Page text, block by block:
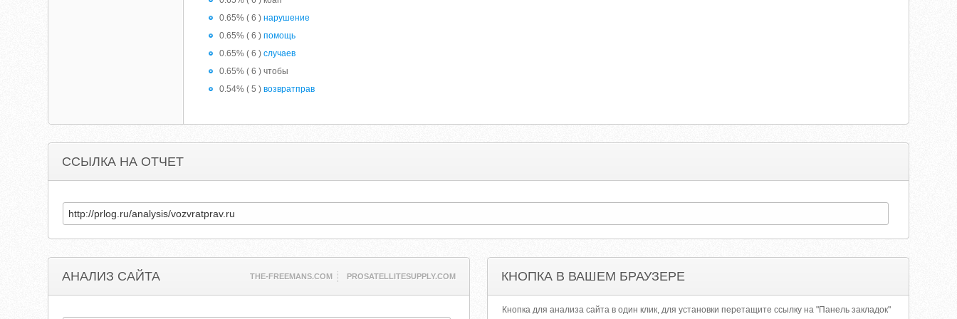
0.65% ( 6 )нарушение
0.65% ( 6 )помощь
0.65% ( 6 )случаев
0.65% ( 6 ) чтобы
0.54% ( 5 )возвратправ
ССЫЛКА НА ОТЧЕТ
АНАЛИЗ САЙТА THE-FREEMANS.COM PROSATELLITESUPPLY.COM КНОПКА В ВАШЕМ БРАУЗЕРЕ
Кнопка для анализа сайта в один клик, для установки перетащите ссылку на "Панель закладок"